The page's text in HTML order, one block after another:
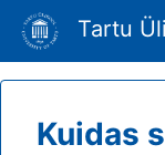
Tartu
Kuidas